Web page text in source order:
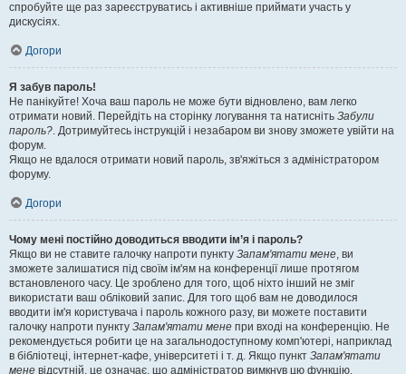
спробуйте ще раз зареєструватись і активніше приймати участь у
дискусіях.
Догори
Я забув пароль!
Не панікуйте! Хоча ваш пароль не може бути відновлено, вам легко
отримати новий. Перейдіть на сторінку логування та натисніть Забули
пароль?. Дотримуйтесь інструкцій і незабаром ви знову зможете увійти на
форум.
Якщо не вдалося отримати новий пароль, зв'яжіться з адміністратором
форуму.
Догори
Чому мені постійно доводиться вводити ім’я і пароль?
Якщо ви не ставите галочку напроти пункту Запам'ятати мене, ви
зможете залишатися під своїм ім'ям на конференції лише протягом
встановленого часу. Це зроблено для того, щоб ніхто інший не зміг
використати ваш обліковий запис. Для того щоб вам не доводилося
вводити ім'я користувача і пароль кожного разу, ви можете поставити
галочку напроти пункту Запам'ятати мене при вході на конференцію. Не
рекомендується робити це на загальнодоступному комп'ютері, наприклад
в бібліотеці, інтернет-кафе, університеті і т. д. Якщо пункт Запам'ятати
мене відсутній, це означає, що адміністратор вимкнув цю функцію.